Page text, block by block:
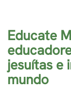
Educate
jesuítas e
mundo